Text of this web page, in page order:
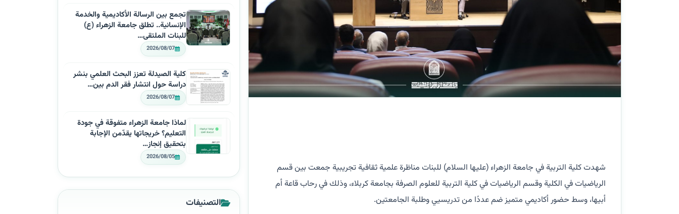
شهدت كلية التربية في جامعة الزهراء (عليها السلام) للبنات مناظرة علمية ثقافية تجريبية جمعت بين قسم
الرياضيات في الكلية وقسم الرياضيات في كلية التربية للعلوم الصرفة بجامعة كربلاء، وذلك في رحاب قاعة أم
أبيها، وسط حضور أكاديمي متميز ضم عددًا من تدريسيي وطلبة الجامعتين.
تجمع بين الرسالة الأكاديمية والخدمة
الإنسانية.. تطلق جامعة الزهراء (ع)
للبنات الملتقى…
2026/08/07
كلية الصيدلة تعزز البحث العلمي بنشر
دراسة حول انتشار فقر الدم بين…
2026/08/07
لماذا جامعة الزهراء متفوقة في جودة
التعليم؟ خريجاتها يقدّمن الإجابة
بتحقيق إنجاز…
2026/08/05
التصنيفات